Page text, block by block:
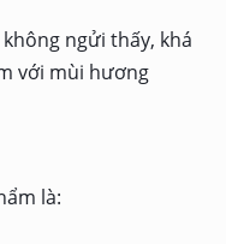
ngửi thấy, khá
với mùi hương
là: